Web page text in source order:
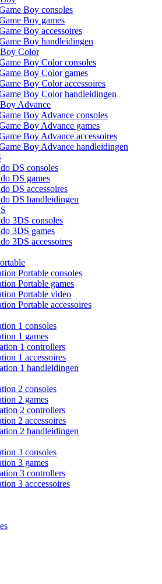
Boy consoles
Boy games
Boy accessoires
Boy handleidingen
Color
Boy Color consoles
Boy Color games
Boy Color accessoires
Boy Color handleidingen
Advance
Boy Advance consoles
Boy Advance games
Boy Advance accessoires
Boy Advance handleidingen
DS consoles
DS games
DS accessoires
DS handleidingen
3DS consoles
3DS games
3DS accessoires
Portable consoles
Portable games
Portable video
Portable accessoires
1 consoles
1 games
1 controllers
1 accessoires
1 handleidingen
2 consoles
2 games
2 controllers
2 accessoires
2 handleidingen
3 consoles
3 games
3 controllers
3 acccessoires